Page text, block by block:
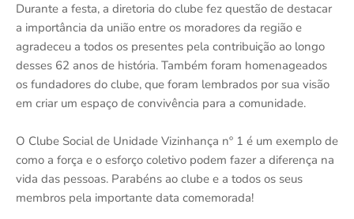
Durante a festa, a diretoria do clube fez questão de destacar
a importância da união entre os moradores da região e
agradeceu a todos os presentes pela contribuição ao longo
desses 62 anos de história. Também foram homenageados
os fundadores do clube, que foram lembrados por sua visão
em criar um espaço de convivência para a comunidade.
O Clube Social de Unidade Vizinhança nº 1 é um exemplo de
como a força e o esforço coletivo podem fazer a diferença na
vida das pessoas. Parabéns ao clube e a todos os seus
membros pela importante data comemorada!